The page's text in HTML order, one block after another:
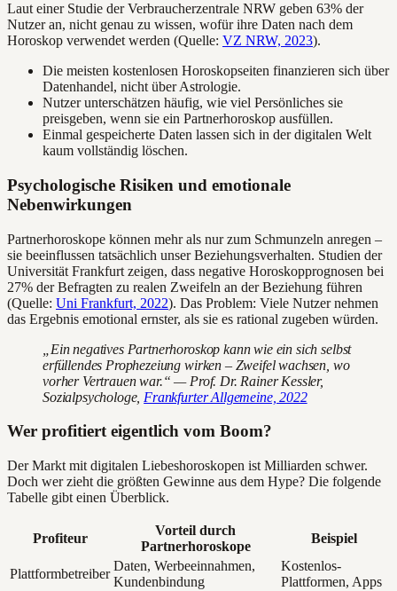
Laut einer Studie der Verbraucherzentrale NRW geben 63% der
Nutzer an, nicht genau zu wissen, wofür ihre Daten nach dem
Horoskop verwendet werden (Quelle: VZ NRW, 2023).
Die meisten kostenlosen Horoskopseiten finanzieren sich über
Datenhandel, nicht über Astrologie.
Nutzer unterschätzen häufig, wie viel Persönliches sie
preisgeben, wenn sie ein Partnerhoroskop ausfüllen.
Einmal gespeicherte Daten lassen sich in der digitalen Welt
kaum vollständig löschen.
Psychologische Risiken und emotionale
Nebenwirkungen
Partnerhoroskope können mehr als nur zum Schmunzeln anregen –
sie beeinflussen tatsächlich unser Beziehungsverhalten. Studien der
Universität Frankfurt zeigen, dass negative Horoskopprognosen bei
27% der Befragten zu realen Zweifeln an der Beziehung führen
(Quelle: Uni Frankfurt, 2022). Das Problem: Viele Nutzer nehmen
das Ergebnis emotional ernster, als sie es rational zugeben würden.
„Ein negatives Partnerhoroskop kann wie ein sich selbst
erfüllendes Prophezeiung wirken – Zweifel wachsen, wo
vorher Vertrauen war.“ — Prof. Dr. Rainer Kessler,
Sozialpsychologe, Frankfurter Allgemeine, 2022
Wer profitiert eigentlich vom Boom?
Der Markt mit digitalen Liebeshoroskopen ist Milliarden schwer.
Doch wer zieht die größten Gewinne aus dem Hype? Die folgende
Tabelle gibt einen Überblick.
Profiteur
Vorteil durch
Partnerhoroskope
Beispiel
Plattformbetreiber
Daten, Werbeeinnahmen,
Kundenbindung
Kostenlos-
Plattformen, Apps